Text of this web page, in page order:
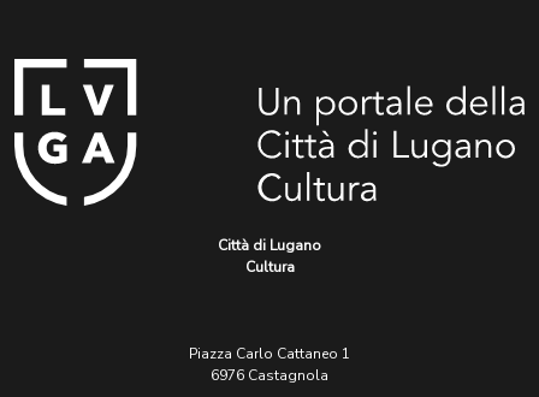
Città di Lugano
Cultura
Piazza Carlo Cattaneo 1
6976 Castagnola